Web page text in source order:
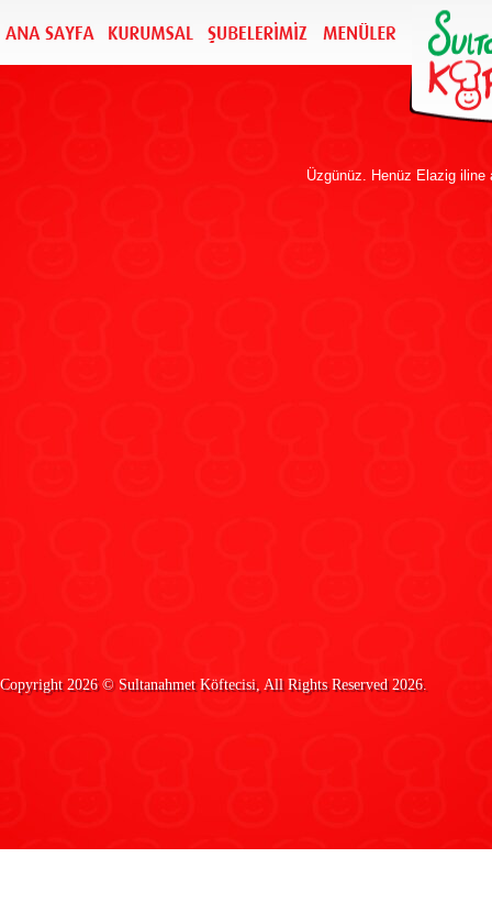
Üzgünüz. Henüz Elazig
Copyright 2026 © Sultanahmet Köftecisi, All Rights Reserved 2026.